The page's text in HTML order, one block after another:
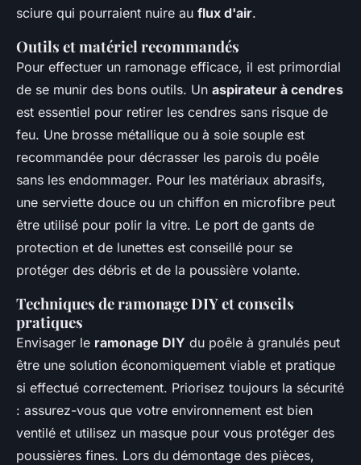
sciure qui pourraient nuire au flux d'air.
Outils et matériel recommandés
Pour effectuer un ramonage efficace, il est primordial
de se munir des bons outils. Un aspirateur à cendres
est essentiel pour retirer les cendres sans risque de
feu. Une brosse métallique ou à soie souple est
recommandée pour décrasser les parois du poêle
sans les endommager. Pour les matériaux abrasifs,
une serviette douce ou un chiffon en microfibre peut
être utilisé pour polir la vitre. Le port de gants de
protection et de lunettes est conseillé pour se
protéger des débris et de la poussière volante.
Techniques de ramonage DIY et conseils
pratiques
Envisager le ramonage DIY du poêle à granulés peut
être une solution économiquement viable et pratique
si effectué correctement. Priorisez toujours la sécurité
: assurez-vous que votre environnement est bien
ventilé et utilisez un masque pour vous protéger des
poussières fines. Lors du démontage des pièces,